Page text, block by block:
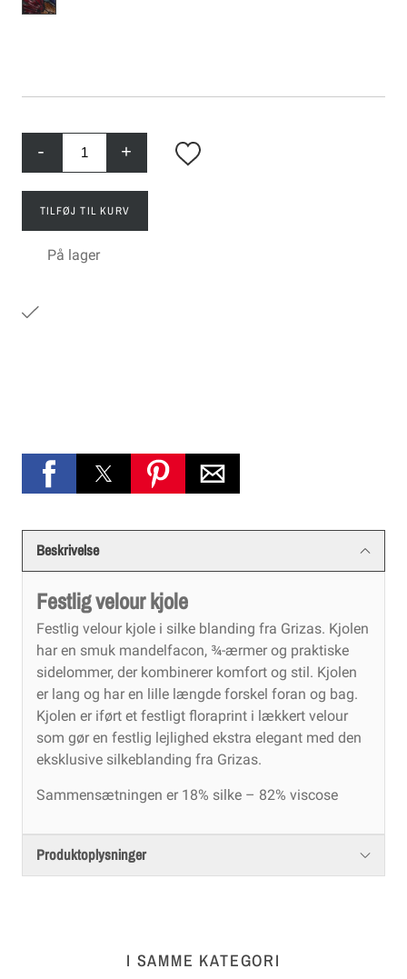
- +
TILFØJ TIL KURV
På lager
Beskrivelse
Festlig velour kjole
Festlig velour kjole i silke blanding fra Grizas. Kjolen
har en smuk mandelfacon, ¾-ærmer og praktiske
sidelommer, der kombinerer komfort og stil. Kjolen
er lang og har en lille længde forskel foran og bag.
Kjolen er iført et festligt floraprint i lækkert velour
som gør en festlig lejlighed ekstra elegant med den
eksklusive silkeblanding fra Grizas.
Sammensætningen er 18% silke – 82% viscose
Produktoplysninger
I SAMME KATEGORI